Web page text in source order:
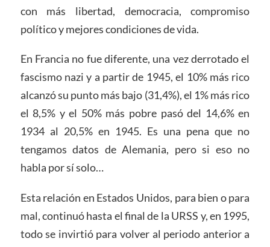
con más libertad, democracia, compromiso
político y mejores condiciones de vida.
En Francia no fue diferente, una vez derrotado el
fascismo nazi y a partir de 1945, el 10% más rico
alcanzó su punto más bajo (31,4%), el 1% más rico
el 8,5% y el 50% más pobre pasó del 14,6% en
1934 al 20,5% en 1945. Es una pena que no
tengamos datos de Alemania, pero si eso no
habla por sí solo…
Esta relación en Estados Unidos, para bien o para
mal, continuó hasta el final de la URSS y, en 1995,
todo se invirtió para volver al periodo anterior a